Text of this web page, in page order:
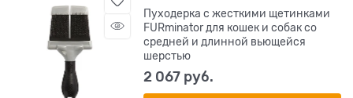
Пуходерка с жесткими щетинками
FURminator для кошек и собак со
средней и длинной вьющейся
шерстью
2 067 руб.